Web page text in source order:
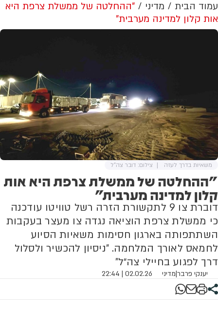
עמוד הבית מדיני
"ההחלטה של ממשלת צרפת היא
אות קלון למדינה מערבית"
"ההחלטה של ממשלת צרפת היא אות
קלון למדינה מערבית"
דוברת צו 9 לתקשורת הזרה רשל טוויטו עודכנה
כי ממשלת צרפת הוציאה נגדה צו מעצר בעקבות
השתתפותה בארגון חסימות משאיות הסיוע
לחמאס לאורך המלחמה. "ניסיון להכשיר ולסלול
דרך לפגוע בחיילי צה״ל"
יענקי פרבר|מדיני 02.02.26 | 22:44
משאיות בדרך לעזה צילום: דובר צה"ל